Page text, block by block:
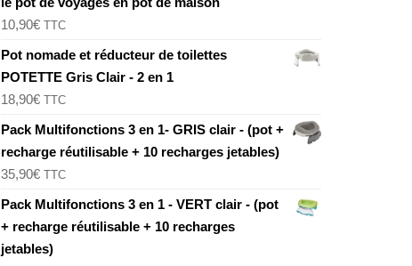
10,90€ TTC
Pot nomade et réducteur de toilettes
POTETTE Gris Clair - 2 en 1
18,90€ TTC
Pack Multifonctions 3 en 1- GRIS clair - (pot +
recharge réutilisable + 10 recharges jetables)
35,90€ TTC
Pack Multifonctions 3 en 1 - VERT clair - (pot
+ recharge réutilisable + 10 recharges
jetables)